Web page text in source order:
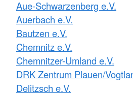
Aue-Schwarzenberg e.V.
Auerbach e.V.
Bautzen e.V.
Chemnitz e.V.
Chemnitzer-Umland e.V.
DRK Zentrum Plauen/
Delitzsch e.V.